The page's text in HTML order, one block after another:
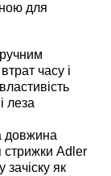
для
часу і
леза
довжина
стрижки Adler
як